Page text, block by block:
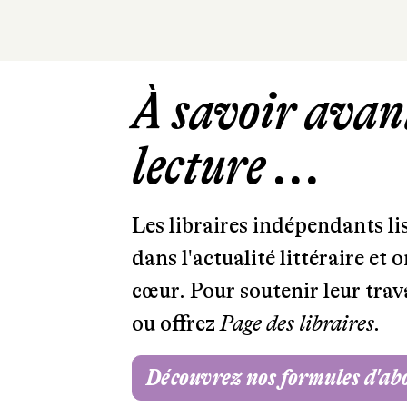
À savoir
lecture ...
Les libraires indépendants
dans l'actualité littéraire et
cœur. Pour soutenir leur
ou offrezPage des libraires.
Découvrez nos formules